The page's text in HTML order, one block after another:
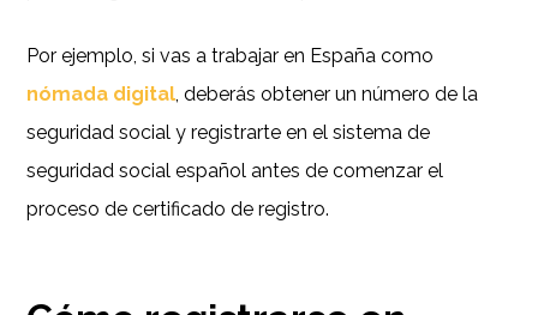
Por ejemplo, si vas a trabajar en España como
nómada digital, deberás obtener un número de la
seguridad social y registrarte en el sistema de
seguridad social español antes de comenzar el
proceso de certificado de registro.